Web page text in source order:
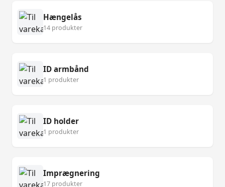
Hængelås
14 produkter
ID armbånd
1 produkter
ID holder
1 produkter
Imprægnering
17 produkter